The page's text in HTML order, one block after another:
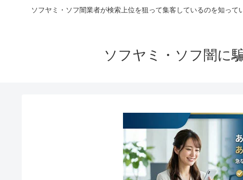
ソフヤミ・ソフ闇業者が検索上位を狙って集客しているのを知っ
ソフヤミ・ソフ闇に